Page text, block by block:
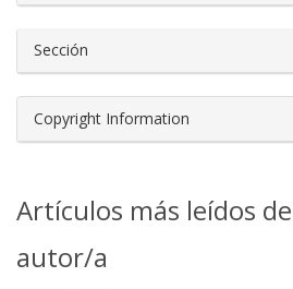
Sección
Copyright Information
Artículos más leídos
autor/a